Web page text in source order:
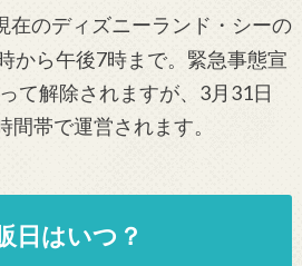
在のディズニーランド・シーの
から午後7時まで。緊急事態宣
て解除されますが、3月31日
間帯で運営されます。
日はいつ？